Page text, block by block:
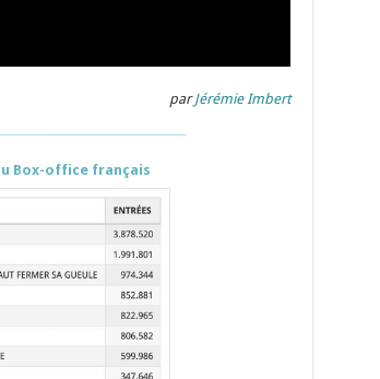
parJérémie Imbert
Box-office français